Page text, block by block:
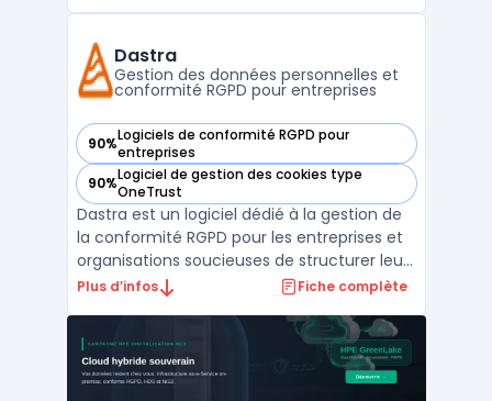
garantit un contrôle des données
personnelles par les v ...
Dastra
Gestion des données personnelles et
conformité RGPD pour entreprises
90%Logiciels de conformité RGPD pour
entreprises
— voir Dastra dans cette catégorie
90%Logiciel de gestion des cookies type
OneTrust
— voir Dastra dans cette catégorie
Dastra est un logiciel dédié à la gestion de
la conformité RGPD pour les entreprises et
organisations soucieuses de structurer leur
mise en conformité. Face à la
réglementaires, la gestion centralisée des
registres de traitements, des demandes
Plus d’infos Fiche complète